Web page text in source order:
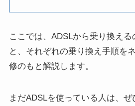
ここでは、ADSLから乗り換え
と、それぞれの乗り換え手順を
修のもと解説します。
まだADSLを使っている人は、